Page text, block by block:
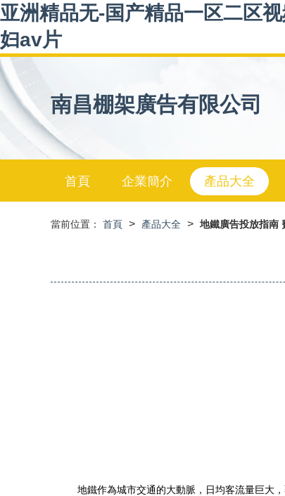
亚洲精品无-国产精品一区二区
妇av片
南昌棚架廣告有限公司
首頁 企業簡介 產品大全
當前位置： 首頁 > 產品大全 > 地鐵廣告投放指南
地鐵作為城市交通的大動脈，日均客流量巨大